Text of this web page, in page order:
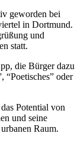
geworden bei
in Dortmund.
und
statt.
die Bürger dazu
“Poetisches” oder
Potential von
und seine
Raum.